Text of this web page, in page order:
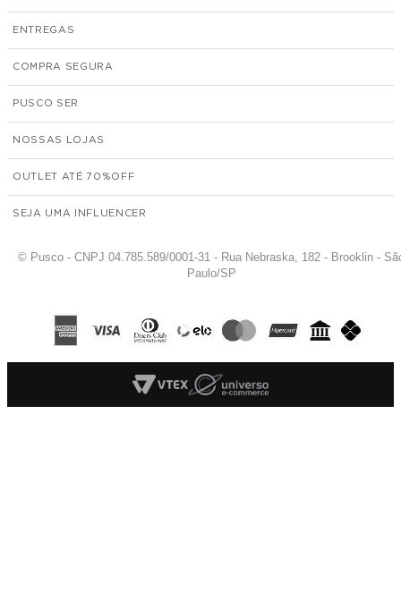
ENTREGAS
COMPRA SEGURA
PUSCO SER
NOSSAS LOJAS
OUTLET ATÉ 70%
SEJA UMA INFLUENCER
© Pusco - CNPJ 04.785.589/0001-31 - Rua Nebraska, 182 - Brooklin -
Paulo/SP